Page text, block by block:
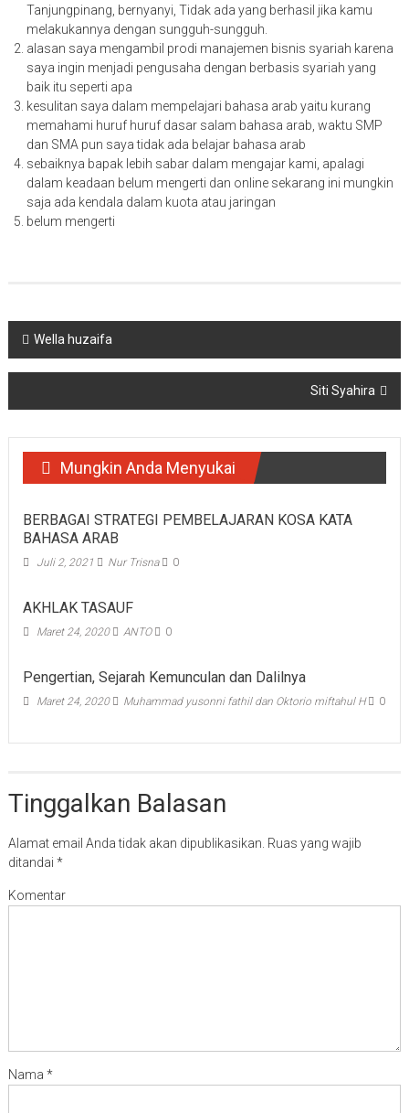
Tanjungpinang, bernyanyi, Tidak ada yang berhasil jika kamu
melakukannya dengan sungguh-sungguh.
alasan saya mengambil prodi manajemen bisnis syariah karena
saya ingin menjadi pengusaha dengan berbasis syariah yang
baik itu seperti apa
kesulitan saya dalam mempelajari bahasa arab yaitu kurang
memahami huruf huruf dasar salam bahasa arab, waktu SMP
dan SMA pun saya tidak ada belajar bahasa arab
sebaiknya bapak lebih sabar dalam mengajar kami, apalagi
dalam keadaan belum mengerti dan online sekarang ini mungkin
saja ada kendala dalam kuota atau jaringan
belum mengerti
Navigasi
pos
Wella huzaifa
Siti Syahira
Mungkin Anda Menyukai
BERBAGAI STRATEGI PEMBELAJARAN KOSA KATA
BAHASA ARAB
Juli 2, 2021 Nur Trisna 0
AKHLAK TASAUF
Maret 24, 2020 ANTO 0
Pengertian, Sejarah Kemunculan dan Dalilnya
Maret 24, 2020 Muhammad yusonni fathil dan Oktorio miftahul H 0
Tinggalkan Balasan
Alamat email Anda tidak akan dipublikasikan. Ruas yang wajib
ditandai *
Komentar
Nama *